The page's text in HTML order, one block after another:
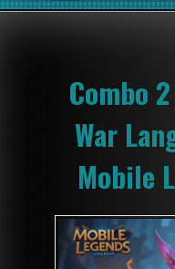
Combo
War
Mobile